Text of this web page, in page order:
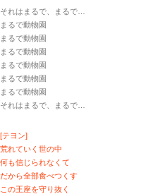
それはまるで、まるで…
まるで動物園
まるで動物園
まるで動物園
まるで動物園
まるで動物園
まるで動物園
それはまるで、まるで…
[テヨン]
荒れていく世の中
何も信じられなくて
だから全部食べつくす
この王座を守り抜く